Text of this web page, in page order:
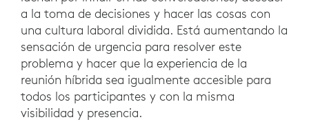
a la toma de decisiones y hacer las cosas con
una cultura laboral dividida. Está aumentando la
sensación de urgencia para resolver este
problema y hacer que la experiencia de la
reunión híbrida sea igualmente accesible para
todos los participantes y con la misma
visibilidad y presencia.